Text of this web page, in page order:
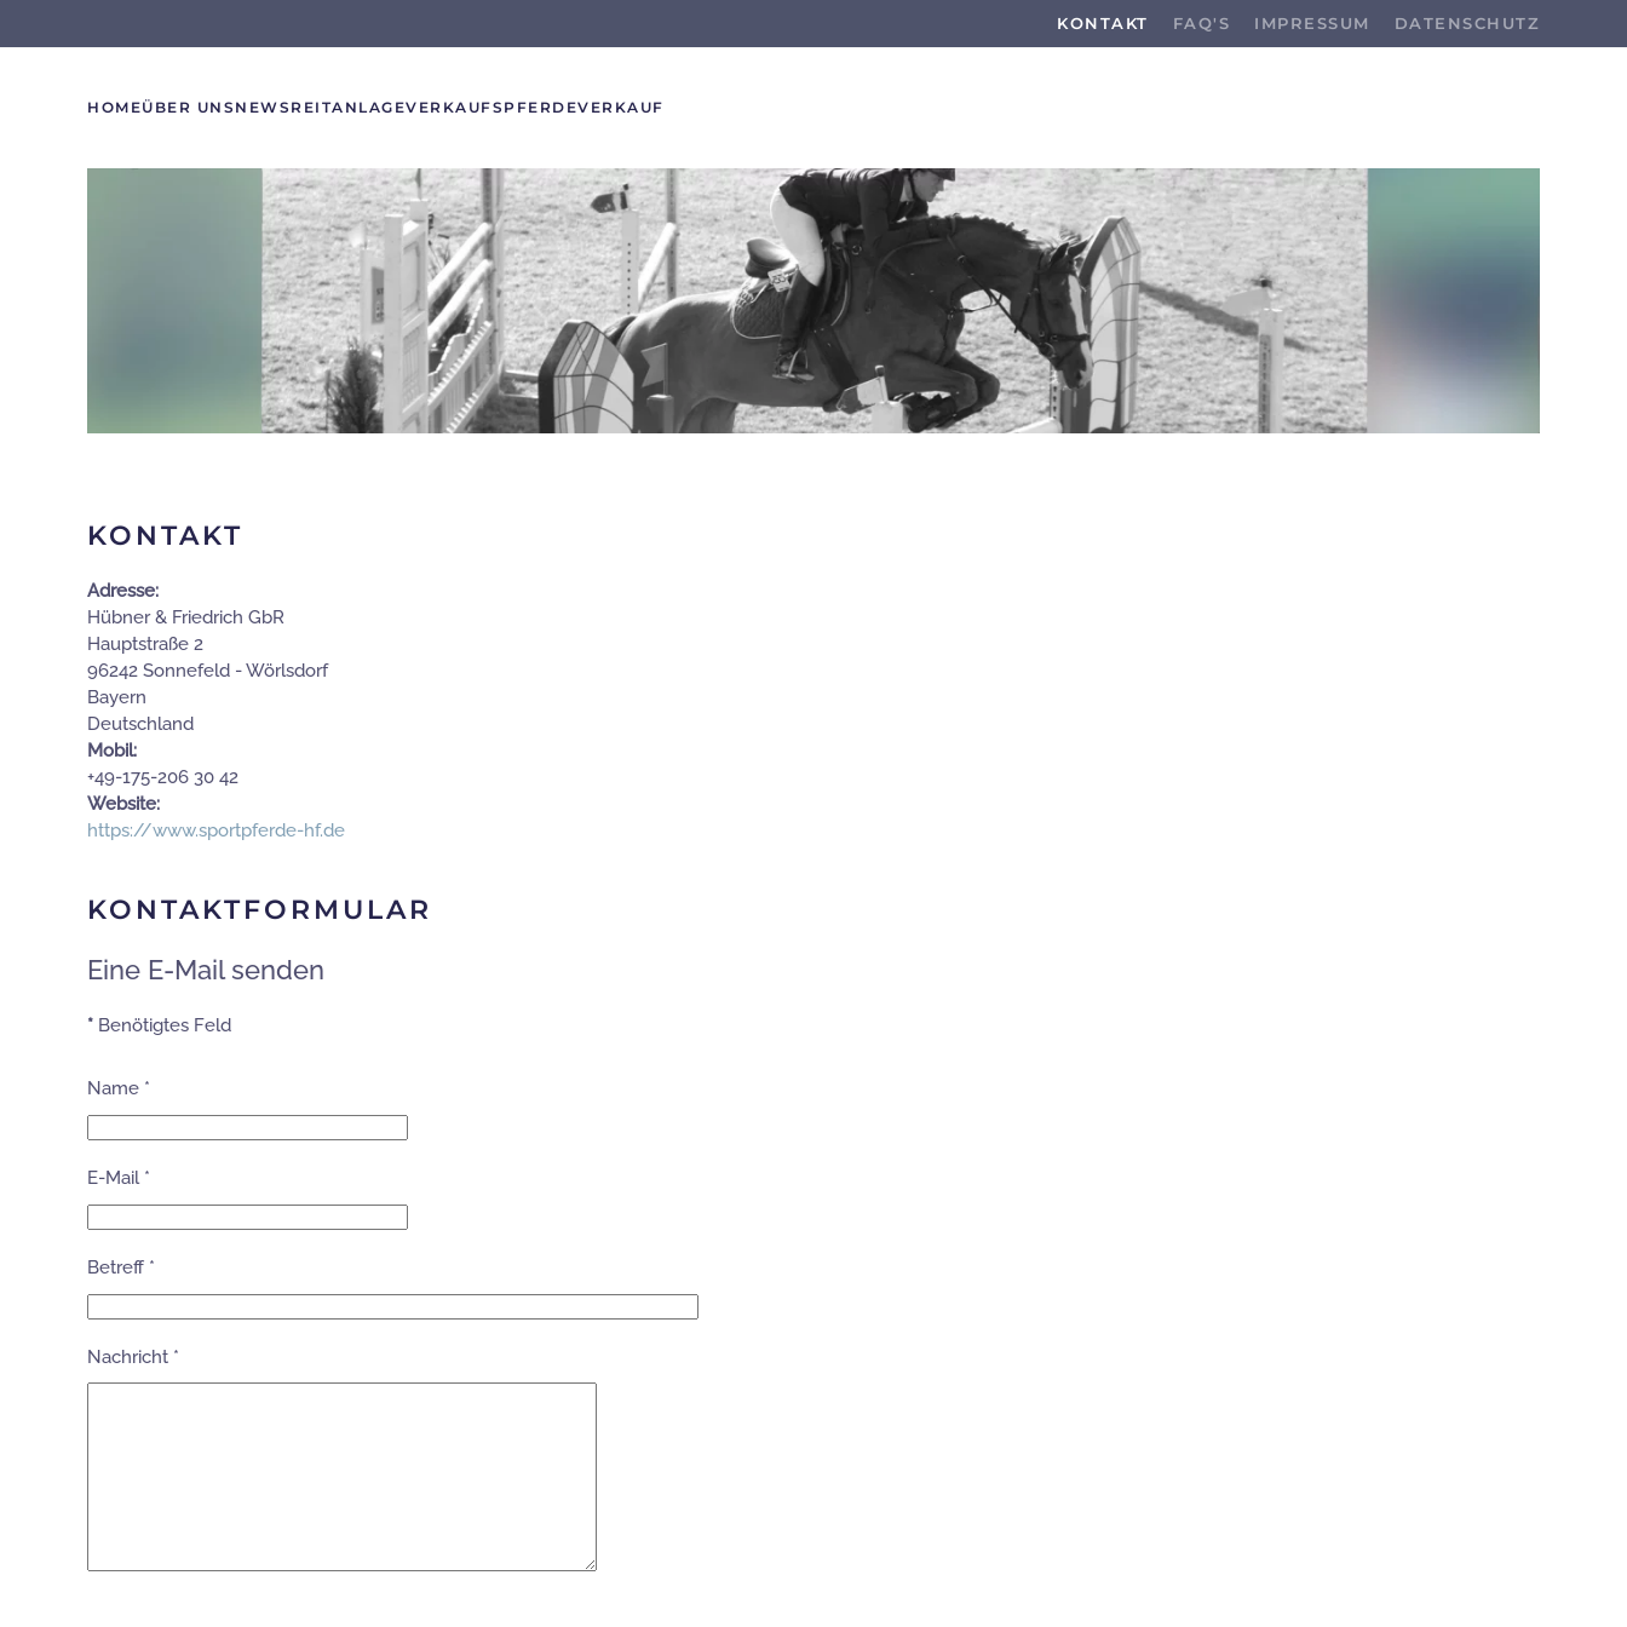
KONTAKT FAQ'S IMPRESSUM DATENSCHUTZ
HOMEÜBER UNS NEWS REITANLAGEVERKAUFSPFERDEVERKAUF
KONTAKT
Adresse:
Hübner & Friedrich GbR
Hauptstraße 2
96242 Sonnefeld - Wörlsdorf
Bayern
Deutschland
Mobil:
+49-175-206 30 42
Website:
https://www.sportpferde-hf.de
KONTAKTFORMULAR
Eine E-Mail senden
* Benötigtes Feld
Name *
E-Mail*
Betreff *
Nachricht *